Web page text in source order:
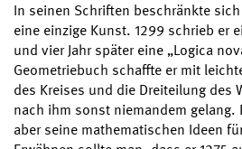
In seinen Schriften beschränkte
eine einzige Kunst. 1299 schrieb er
und vier Jahr später eine „Logica
Geometriebuch schaffte er mit
des Kreises und die Dreiteilung des
nach ihm sonst niemandem gelang.
aber seine mathematischen Ideen